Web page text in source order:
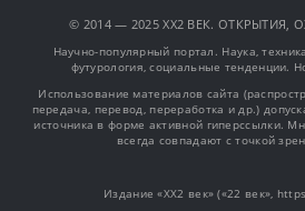
© 2014 — 2025 XX2 ВЕК. ОТКРЫТИЯ,
Научно-популярный портал. Наука,
футурология, социальные тенденции.
Использование материалов сайта
передача, перевод, переработка и др.)
источника в форме активной гиперссылки.
всегда совпадают с точкой
Издание «XX2 век» («22 век»,